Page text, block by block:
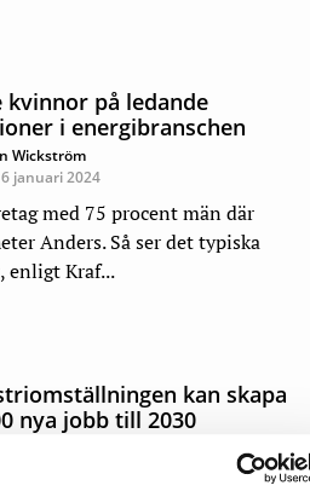
kvinnor på ledande
i energibranschen
Wickström
januari 2024
med 75 procent män där
Anders. Så ser det typiska
enligt Kraf...
kan skapa
nya jobb till 2030